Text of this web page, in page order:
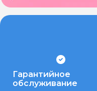
Гарантийное
обслуживание